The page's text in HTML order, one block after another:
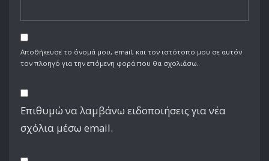
Αποθήκευσε το όνομά μου, email, και τον ιστότοπο μου σε αυτόν
τον πλοηγό για την επόμενη φορά που θα σχολιάσω.
Επιθυμώ να λαμβάνω ειδοποιήσεις για νέα
σχόλια μέσω email.